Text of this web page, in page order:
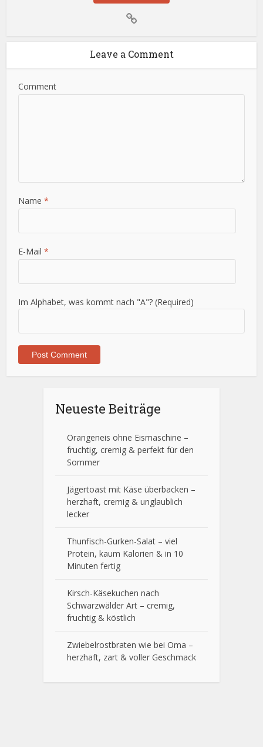
Leave a Comment
Comment
Name*
E-Mail*
Im Alphabet, was kommt nach "A"? (Required)
Neueste Beiträge
Orangeneis ohne Eismaschine –
fruchtig, cremig & perfekt für den
Sommer
Jägertoast mit Käse überbacken –
herzhaft, cremig & unglaublich
lecker
Thunfisch-Gurken-Salat – viel
Protein, kaum Kalorien & in 10
Minuten fertig
Kirsch-Käsekuchen nach
Schwarzwälder Art – cremig,
fruchtig & köstlich
Zwiebelrostbraten wie bei Oma –
herzhaft, zart & voller Geschmack